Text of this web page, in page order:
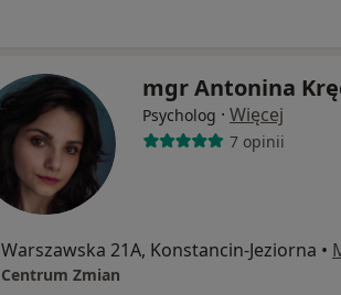
mgr Antonina
Psycholog · Więcej
7 opinii
Warszawska 21A, Konstancin-Jeziorna •
Centrum Zmian